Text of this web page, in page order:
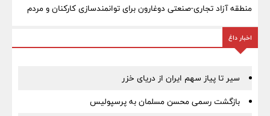
منطقه آزاد تجاری-صنعتی دوغارون برای توانمندسازی کارکنان و مردم
اخبار داغ
سیر تا پیاز سهم ایران از دریای خزر
بازگشت رسمی محسن مسلمان به پرسپولیس